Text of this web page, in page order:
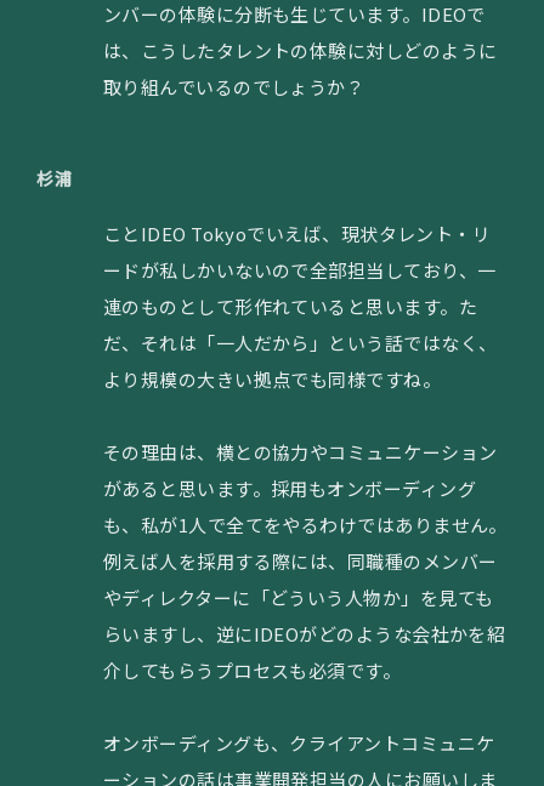
ンバーの体験に分断も生じています。IDEOで
は、こうしたタレントの体験に対しどのように
取り組んでいるのでしょうか？
杉浦
ことIDEO Tokyoでいえば、現状タレント・リ
ードが私しかいないので全部担当しており、一
連のものとして形作れていると思います。た
だ、それは「一人だから」という話ではなく、
より規模の大きい拠点でも同様ですね。
その理由は、横との協力やコミュニケーション
があると思います。採用もオンボーディング
も、私が1人で全てをやるわけではありません。
例えば人を採用する際には、同職種のメンバー
やディレクターに「どういう人物か」を見ても
らいますし、逆にIDEOがどのような会社かを紹
介してもらうプロセスも必須です。
オンボーディングも、クライアントコミュニケ
ーションの話は事業開発担当の人にお願いしま